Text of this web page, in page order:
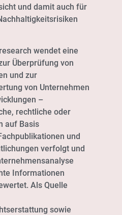
und damit auch für
wendet eine
Überprüfung von
und zur
von Unternehmen
–
rechtliche oder
auf Basis
und
verfolgt und
Informationen
Als Quelle
sowie